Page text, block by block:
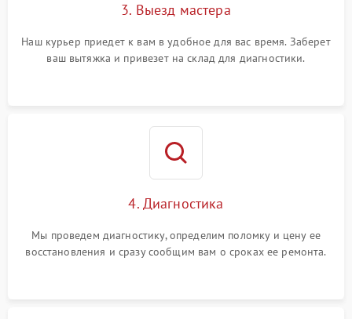
3. Выезд мастера
Наш курьер приедет к вам в удобное для вас время. Заберет
ваш вытяжка и привезет на склад для диагностики.
4. Диагностика
Мы проведем диагностику, определим поломку и цену ее
восстановления и сразу сообщим вам о сроках ее ремонта.